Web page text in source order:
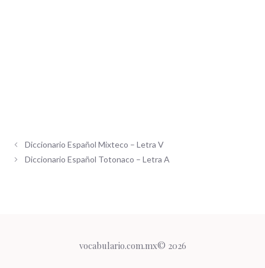
Diccionario Español Mixteco – Letra V
Diccionario Español Totonaco – Letra A
vocabulario.com.mx© 2026